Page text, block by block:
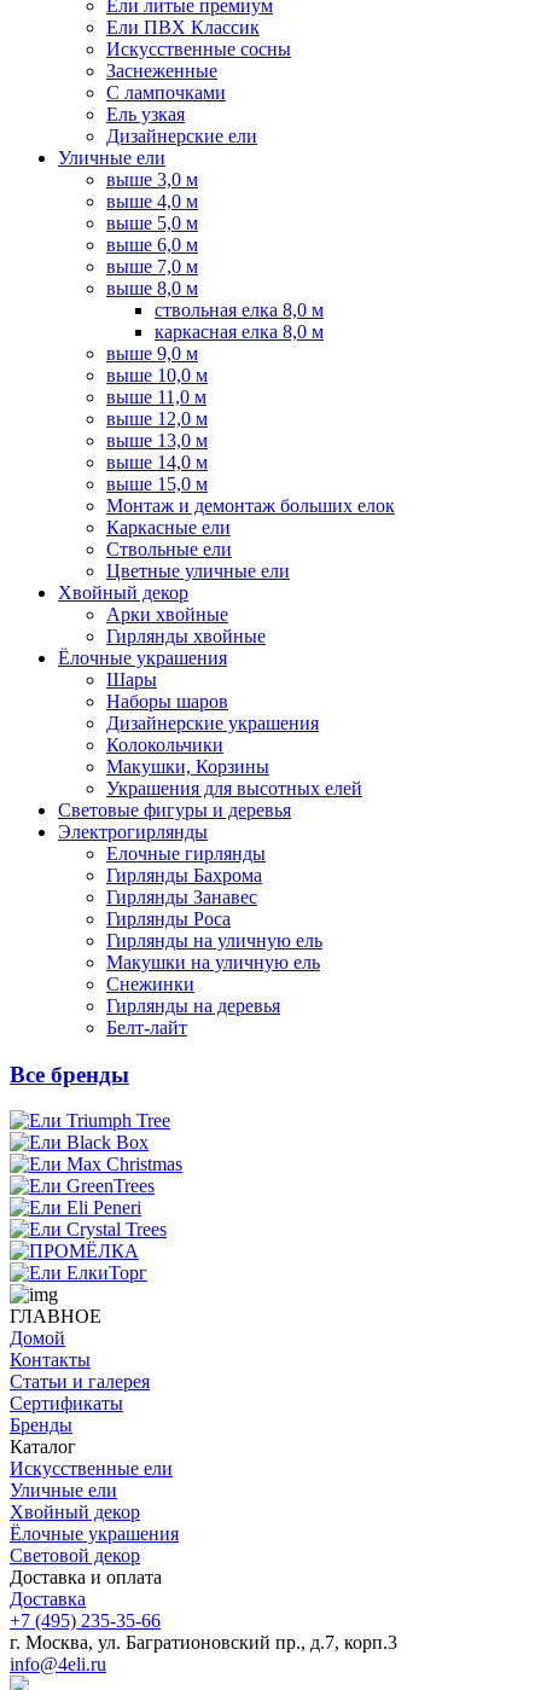
Ели литые премиум
Ели ПВХ Классик
Искусственные сосны
Заснеженные
С лампочками
Ель узкая
Дизайнерские ели
Уличные ели
выше 3,0 м
выше 4,0 м
выше 5,0 м
выше 6,0 м
выше 7,0 м
выше 8,0 м
ствольная елка 8,0 м
каркасная елка 8,0 м
выше 9,0 м
выше 10,0 м
выше 11,0 м
выше 12,0 м
выше 13,0 м
выше 14,0 м
выше 15,0 м
Монтаж и демонтаж больших елок
Каркасные ели
Ствольные ели
Цветные уличные ели
Хвойный декор
Арки хвойные
Гирлянды хвойные
Ёлочные украшения
Шары
Наборы шаров
Дизайнерские украшения
Колокольчики
Макушки, Корзины
Украшения для высотных елей
Световые фигуры и деревья
Электрогирлянды
Елочные гирлянды
Гирлянды Бахрома
Гирлянды Занавес
Гирлянды Роса
Гирлянды на уличную ель
Макушки на уличную ель
Снежинки
Гирлянды на деревья
Белт-лайт
Все бренды
ГЛАВНОЕ
Домой
Контакты
Статьи и галерея
Сертификаты
Бренды
Каталог
Искусственные ели
Уличные ели
Хвойный декор
Ёлочные украшения
Световой декор
Доставка и оплата
Доставка
+7 (495) 235-35-66
г. Москва, ул. Багратионовский пр., д.7, корп.3
info@4eli.ru